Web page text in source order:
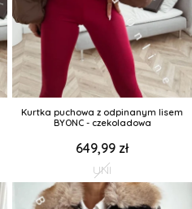
Kurtka puchowa z odpinanym lisem
BYONC - czekoladowa
649,99 zł
UNI